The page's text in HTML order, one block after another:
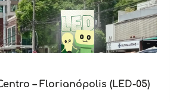
– Florianópolis (LED-05)